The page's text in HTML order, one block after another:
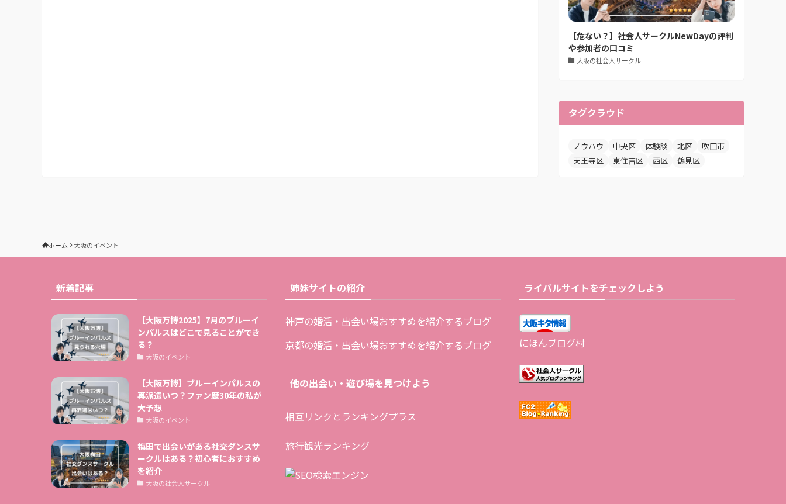
【危ない？】社会人サークルNewDayの評判
や参加者の口コミ
大阪の社会人サークル
タグクラウド
ノウハウ 中央区 体験談 北区
吹田市
天王寺区
東住吉区 西区 鶴見区
ホーム 大阪のイベント
新着記事
【大阪万博2025】7月のブルーイ
ンパルスはどこで見ることができ
る？
大阪のイベント
【大阪万博】ブルーインパルスの
再派遣いつ？ファン歴30年の私が
大予想
大阪のイベント
梅田で出会いがある社交ダンスサ
ークルはある？初心者におすすめ
を紹介
大阪の社会人サークル
姉妹サイトの紹介
神戸の婚活・出会い場おすすめを紹介するブログ
京都の婚活・出会い場おすすめを紹介するブログ
他の出会い・遊び場を見つけよう
相互リンクとランキングプラス
旅行観光ランキング
ライバルサイトをチェックしよう
にほんブログ村